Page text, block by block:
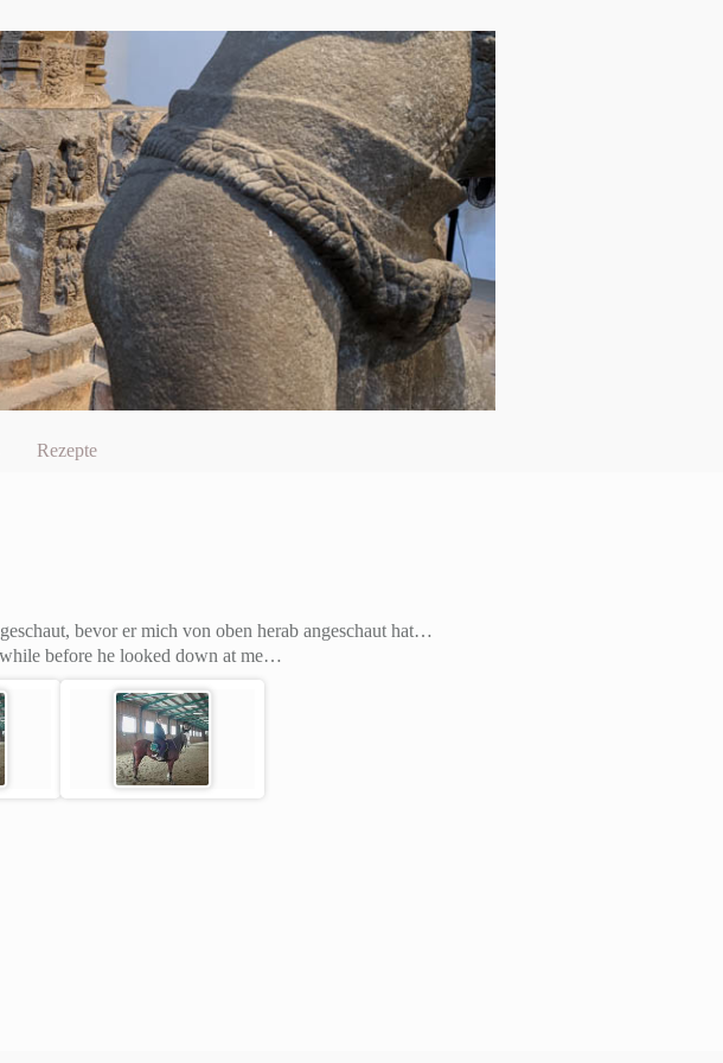
Rezepte
bevor er mich von oben herab angeschaut hat…
before he looked down at me…